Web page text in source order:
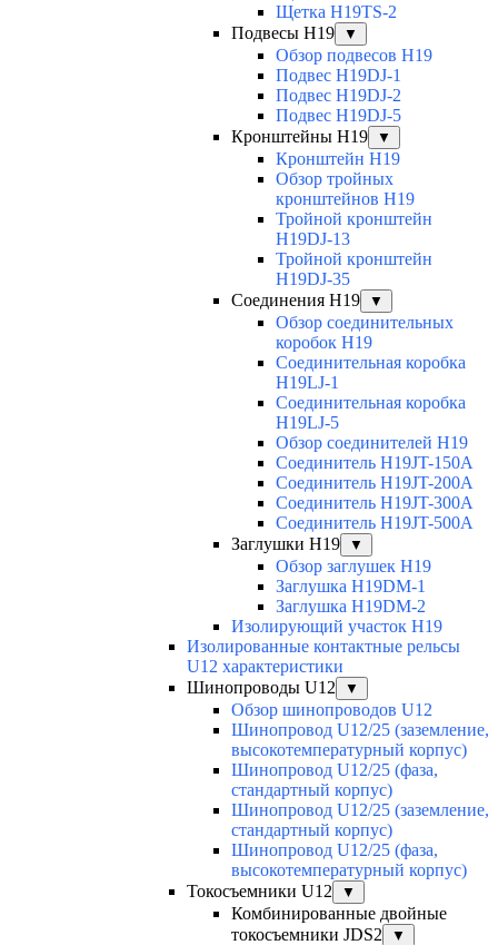
Щетка H19TS-2
Подвесы H19
▼
Обзор подвесов H19
Подвес H19DJ-1
Подвес H19DJ-2
Подвес H19DJ-5
Кронштейны H19
▼
Кронштейн H19
Обзор тройных
кронштейнов H19
Тройной кронштейн
H19DJ-13
Тройной кронштейн
H19DJ-35
Соединения H19
▼
Обзор соединительных
коробок H19
Соединительная коробка
H19LJ-1
Соединительная коробка
H19LJ-5
Обзор соединителей H19
Соединитель H19JT-150A
Соединитель H19JT-200A
Соединитель H19JT-300A
Соединитель H19JT-500A
Заглушки H19
▼
Обзор заглушек H19
Заглушка H19DM-1
Заглушка H19DM-2
Изолирующий участок H19
Изолированные контактные рельсы
U12 характеристики
Шинопроводы U12
▼
Обзор шинопроводов U12
Шинопровод U12/25 (заземление,
высокотемпературный корпус)
Шинопровод U12/25 (фаза,
стандартный корпус)
Шинопровод U12/25 (заземление,
стандартный корпус)
Шинопровод U12/25 (фаза,
высокотемпературный корпус)
Токосъемники U12
▼
Комбинированные двойные
токосъемники JDS2
▼